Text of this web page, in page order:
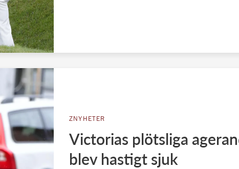
ZNYHETER
Victorias plötsliga
blev hastigt sjuk